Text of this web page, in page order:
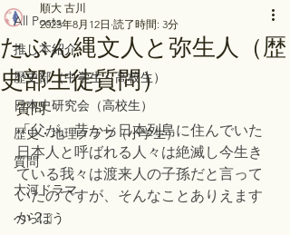
All Posts
推し本紹介
歴史部（中学生～高校生）
日本史研究会（高校生）
歴史・地理クラブ（小学生）
質問
大河ドラマ
べらぼう
たぶん縄文人と弥生人（歴
史部生徒質問）
順大 古川
2023年8月12日 読了時間: 3分
質問
「父が、昔から日本列島に住んでいた
日本人と呼ばれる人々は絶滅し今生き
ている我々は渡来人の子孫だと言って
いたのですが、そんなことありえます
か？」